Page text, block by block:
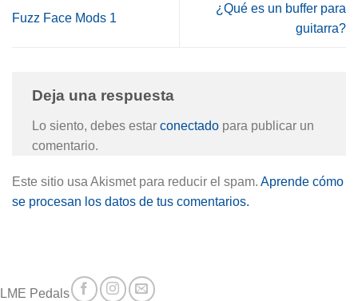
Fuzz Face Mods 1
¿Qué es un buffer para
guitarra?
Deja una respuesta
Lo siento, debes estar conectado para publicar un
comentario.
Este sitio usa Akismet para reducir el spam. Aprende cómo
se procesan los datos de tus comentarios.
LME Pedals